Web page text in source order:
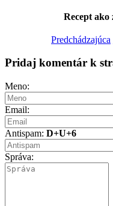
Recept
Predchádzajúca
Pridaj komentár k
Meno:
Email:
Antispam: D+U+6
Správa: